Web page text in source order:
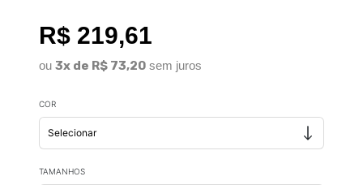
R$ 219,61
ou 3x de R$ 73,20 sem juros
COR
TAMANHOS